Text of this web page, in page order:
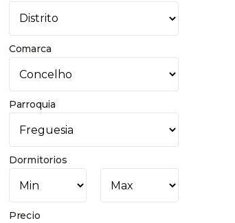
Comarca
Parroquia
Dormitorios
Precio